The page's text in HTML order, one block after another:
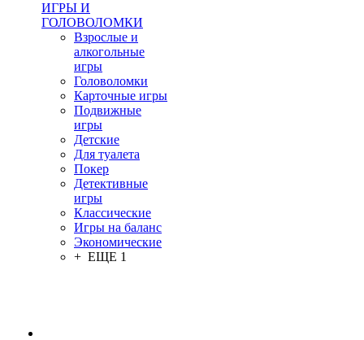
ИГРЫ И
ГОЛОВОЛОМКИ
Взрослые и
алкогольные
игры
Головоломки
Карточные игры
Подвижные
игры
Детские
Для туалета
Покер
Детективные
игры
Классические
Игры на баланс
Экономические
+ ЕЩЕ 1